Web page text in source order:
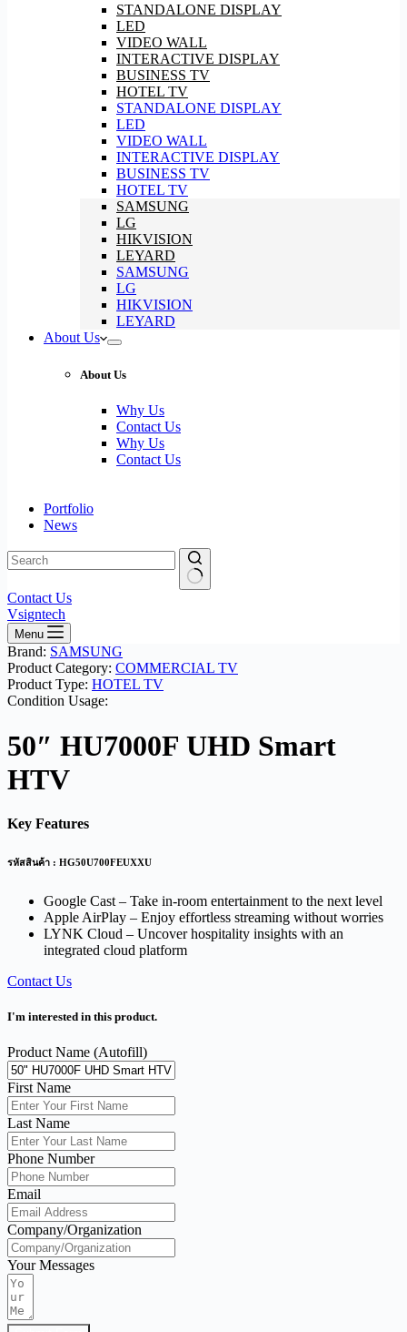
STANDALONE DISPLAY
LED
VIDEO WALL
INTERACTIVE DISPLAY
BUSINESS TV
HOTEL TV
STANDALONE DISPLAY
LED
VIDEO WALL
INTERACTIVE DISPLAY
BUSINESS TV
HOTEL TV
SAMSUNG
LG
HIKVISION
LEYARD
SAMSUNG
LG
HIKVISION
LEYARD
About Us
About Us
Why Us
Contact Us
Why Us
Contact Us
Portfolio
News
No
results
Contact Us
Vsigntech
Menu
Brand: SAMSUNG
Product Category: COMMERCIAL TV
Product Type: HOTEL TV
Condition Usage:
50″ HU7000F UHD Smart
HTV
Key Features
รหัสสินค้า : HG50U700FEUXXU
Google Cast – Take in-room entertainment to the next level
Apple AirPlay – Enjoy effortless streaming without worries
LYNK Cloud – Uncover hospitality insights with an
integrated cloud platform
Contact Us
I'm interested in this product.
Product Name (Autofill)
First Name
Last Name
Phone Number
Email
Company/Organization
Your Messages